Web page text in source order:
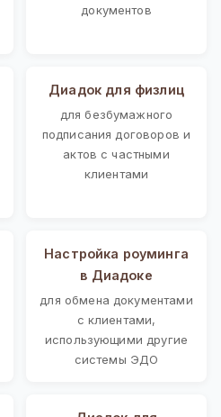
документов
Диадок для физлиц
для безбумажного
подписания договоров и
актов с частными
клиентами
Настройка роуминга
в Диадоке
для обмена документами
с клиентами,
использующими другие
системы ЭДО